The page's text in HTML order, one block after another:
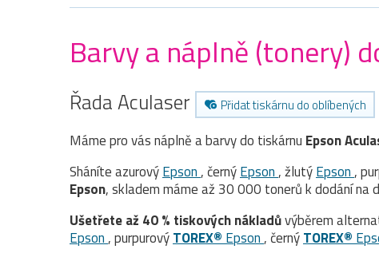
Barvy a náplně (tonery)
Řada Aculaser Přidat tiskárnu do oblíbených
Máme pro vás náplně a barvy do tiskárnu Epson
Sháníte azurovýEpson, černýEpson, žlutýEpson,
Epson, skladem máme až 30 000 tonerů k dodání na
Ušetřete až 40 % tiskových nákladůvýběrem
Epson, purpurovýTOREX® Epson, černýTOREX®